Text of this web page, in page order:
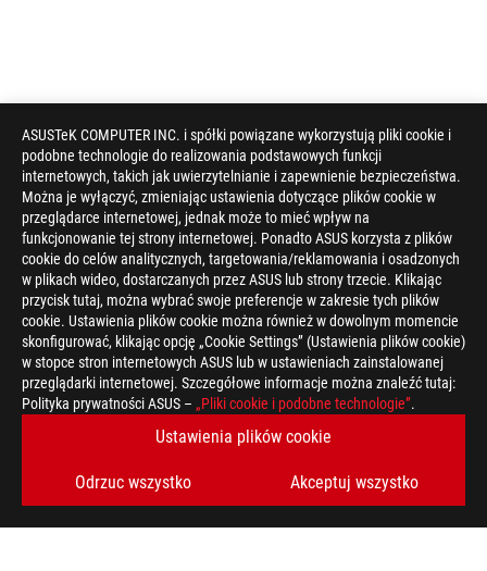
ASUSTeK COMPUTER INC. i spółki powiązane wykorzystują pliki cookie i
podobne technologie do realizowania podstawowych funkcji
internetowych, takich jak uwierzytelnianie i zapewnienie bezpieczeństwa.
Można je wyłączyć, zmieniając ustawienia dotyczące plików cookie w
przeglądarce internetowej, jednak może to mieć wpływ na
funkcjonowanie tej strony internetowej. Ponadto ASUS korzysta z plików
cookie do celów analitycznych, targetowania/reklamowania i osadzonych
w plikach wideo, dostarczanych przez ASUS lub strony trzecie. Klikając
przycisk tutaj, można wybrać swoje preferencje w zakresie tych plików
cookie. Ustawienia plików cookie można również w dowolnym momencie
skonfigurować, klikając opcję „Cookie Settings” (Ustawienia plików cookie)
w stopce stron internetowych ASUS lub w ustawieniach zainstalowanej
przeglądarki internetowej. Szczegółowe informacje można znaleźć tutaj:
Polityka prywatności ASUS – „Pliki cookie i podobne technologie”.
Ustawienia plików cookie
Odrzuc wszystko Akceptuj wszystko
ASUS
Footer
> GAMING PŁYTY GŁÓWNE > PŁYTY GŁÓWNE FILTER